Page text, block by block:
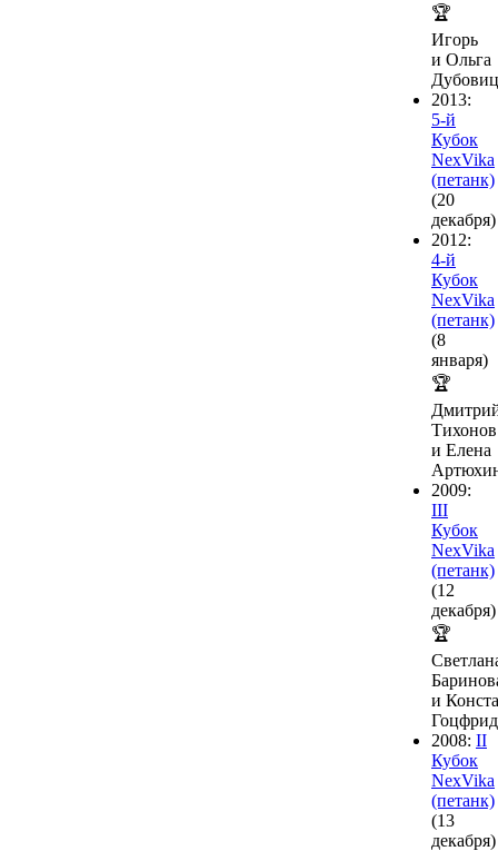
🏆
Игорь
и Ольга
2013:
5-й
Кубок
NexVika
(петанк)
(20
декабря)
2012:
4-й
Кубок
NexVika
(петанк)
(8
января)
🏆
Тихонов
и Елена
2009:
III
Кубок
NexVika
(петанк)
(12
декабря)
🏆
и
Гоцфрид
2008: II
Кубок
NexVika
(петанк)
(13
декабря)